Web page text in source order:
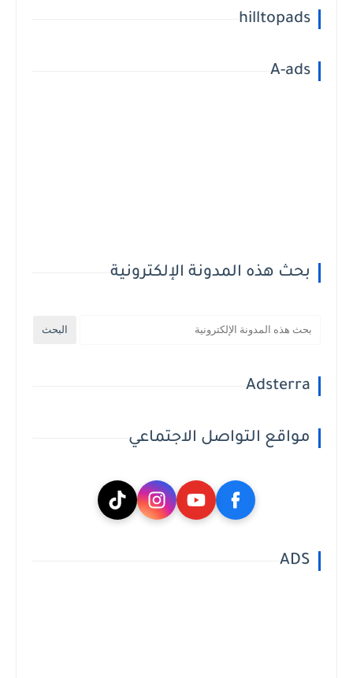
hilltopads
A-ads
بحث هذه المدونة الإلكترونية
Adsterra
مواقع التواصل الاجتماعي
ADS